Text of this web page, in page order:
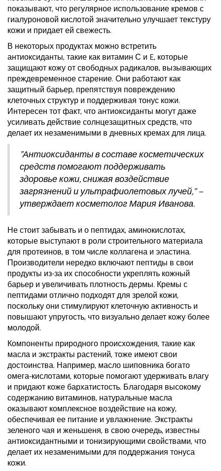
показывают, что регулярное использование кремов с
гиалуроновой кислотой значительно улучшает текстуру
кожи и придает ей свежесть.
В некоторых продуктах можно встретить
антиоксиданты, такие как витамин С и E, которые
защищают кожу от свободных радикалов, вызывающих
преждевременное старение. Они работают как
защитный барьер, препятствуя повреждению
клеточных структур и поддерживая тонус кожи.
Интересен тот факт, что антиоксиданты могут даже
усиливать действие солнцезащитных средств, что
делает их незаменимыми в дневных кремах для лица.
"Антиоксиданты в составе косметических
средств помогают поддерживать
здоровье кожи, снижая воздействие
загрязнений и ультрафиолетовых лучей," —
утверждает косметолог Мария Иванова.
Не стоит забывать и о пептидах, аминокислотах,
которые выступают в роли строительного материала
для протеинов, в том числе коллагена и эластина.
Производители нередко включают пептиды в свои
продукты из-за их способности укреплять кожный
барьер и увеличивать плотность дермы. Кремы с
пептидами отлично подходят для зрелой кожи,
поскольку они стимулируют клеточную активность и
повышают упругость, что визуально делает кожу более
молодой.
Компоненты природного происхождения, такие как
масла и экстракты растений, тоже имеют свои
достоинства. Например, масло шиповника богато
омега-кислотами, которые помогают удерживать влагу
и придают коже бархатистость. Благодаря высокому
содержанию витаминов, натуральные масла
оказывают комплексное воздействие на кожу,
обеспечивая ее питание и увлажнение. Экстракты
зеленого чая и женьшеня, в свою очередь, известны
антиоксидантными и тонизирующими свойствами, что
делает их незаменимыми для поддержания тонуса
кожи.